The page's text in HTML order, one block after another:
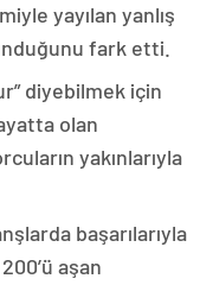
yayılan yanlış
fark etti.
diyebilmek için
olan
yakınlarıyla
başarılarıyla
aşan